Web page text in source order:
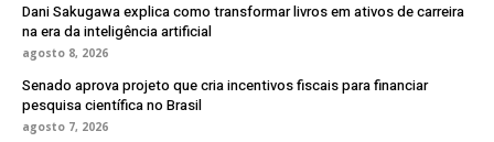
Dani Sakugawa explica como transformar livros em ativos de carreira
na era da inteligência artificial
agosto 8, 2026
Senado aprova projeto que cria incentivos fiscais para financiar
pesquisa científica no Brasil
agosto 7, 2026